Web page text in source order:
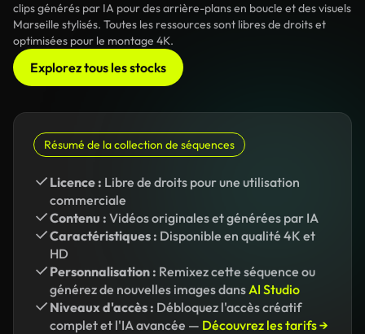
clips générés par IA pour des arrière-plans en boucle et des visuels
Marseille stylisés. Toutes les ressources sont libres de droits et
optimisées pour le montage 4K.
Explorez tous les stocks
Résumé de la collection de séquences
Licence : Libre de droits pour une utilisation
commerciale
Contenu : Vidéos originales et générées par IA
Caractéristiques : Disponible en qualité 4K et
HD
Personnalisation : Remixez cette séquence ou
générez de nouvelles images dansAI Studio
Niveaux d'accès : Débloquez l'accès créatif
complet et l'IA avancée — Découvrez les tarifs →